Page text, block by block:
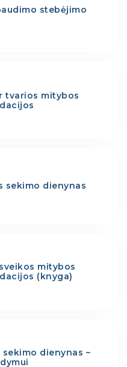
stebėjimo
tvarios mitybos
sekimo dienynas
mitybos
(knyga)
sekimo dienynas –